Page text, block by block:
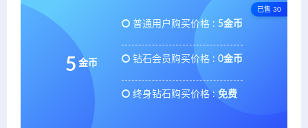
已售 30
5 金币
普通用户购买价格 : 5金币
钻石会员购买价格 : 0金币
终身钻石购买价格 : 免费